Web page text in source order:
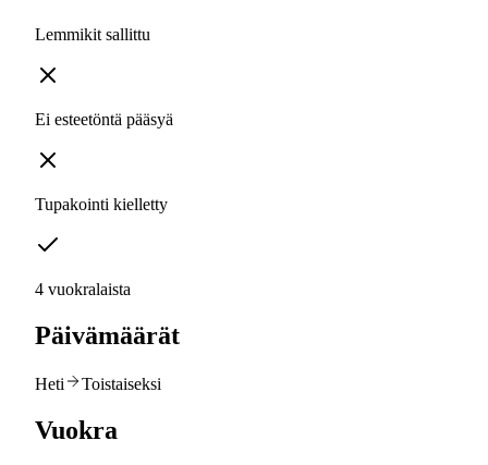
Lemmikit sallittu
Ei esteetöntä pääsyä
Tupakointi kielletty
4 vuokralaista
Päivämäärät
Heti Toistaiseksi
Vuokra